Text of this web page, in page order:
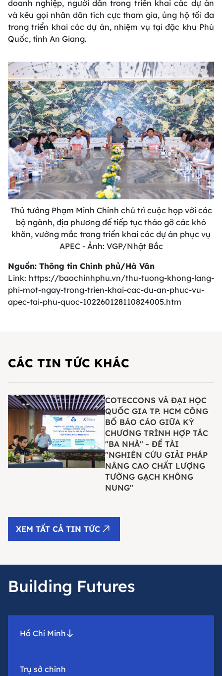
doanh nghiệp, người dân trong triển khai các dự án
và kêu gọi nhân dân tích cực tham gia, ủng hộ tối đa
trong triển khai các dự án, nhiệm vụ tại đặc khu Phú
Quốc, tỉnh An Giang.
Thủ tướng Phạm Minh Chính chủ trì cuộc họp với các
bộ ngành, địa phương để tiếp tục tháo gỡ các khó
khăn, vướng mắc trong triển khai các dự án phục vụ
APEC - Ảnh: VGP/Nhật Bắc
Nguồn: Thông tin Chính phủ/Hà Văn
Link: https://baochinhphu.vn/thu-tuong-khong-lang-
phi-mot-ngay-trong-trien-khai-cac-du-an-phuc-vu-
apec-tai-phu-quoc-102260128110824005.htm
CÁC TIN TỨC KHÁC
XEM TẤT CẢ TIN TỨC
COTECCONS VÀ ĐẠI HỌC
QUỐC GIA TP. HCM CÔNG
BỐ BÁO CÁO GIỮA KỲ
CHƯƠNG TRÌNH HỢP TÁC
"BA NHÀ" - ĐỀ TÀI
"NGHIÊN CỨU GIẢI PHÁP
NÂNG CAO CHẤT LƯỢNG
TƯỜNG GẠCH KHÔNG
NUNG"
Building Futures
Hồ Chí Minh
Trụ sở chính